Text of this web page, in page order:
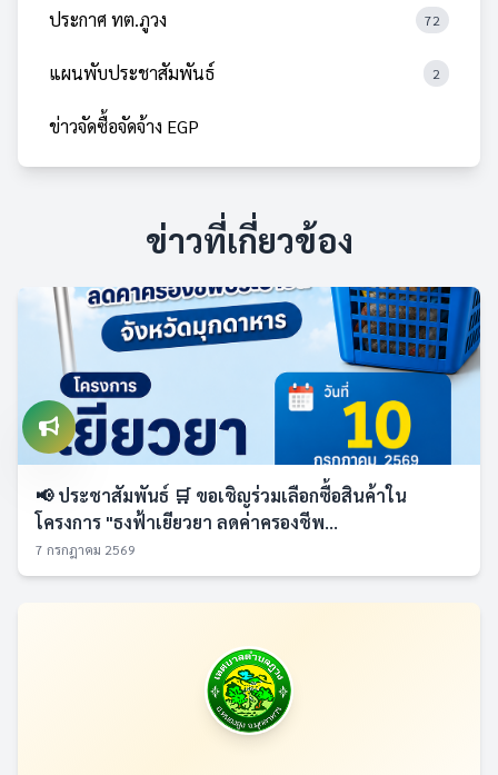
ประกาศ ทต.ภูวง 72
แผนพับประชาสัมพันธ์ 2
ข่าวจัดซื้อจัดจ้าง EGP
ข่าวที่เกี่ยวข้อง
📢 ประชาสัมพันธ์ 🛒 ขอเชิญร่วมเลือกซื้อสินค้าใน
โครงการ "ธงฟ้าเยียวยา ลดค่าครองชีพ...
7 กรกฎาคม 2569